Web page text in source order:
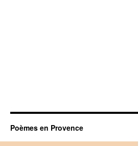
Poèmes en Provence